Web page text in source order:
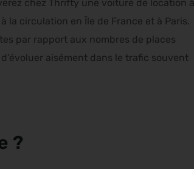
chez Thrifty une voiture de location à
la circulation en Île de France et à Paris.
par rapport aux nombres de places
aisément dans le trafic souvent
?